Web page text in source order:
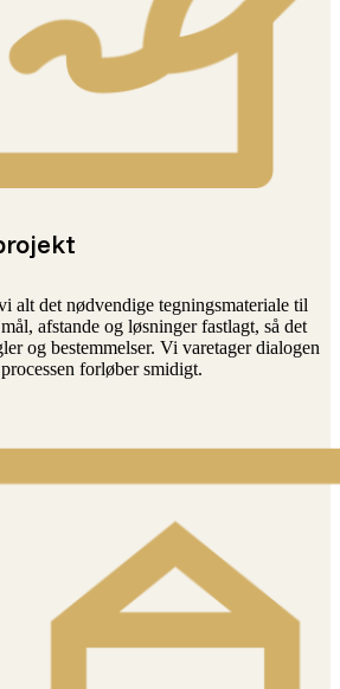
alt det nødvendige tegningsmateriale til
afstande og løsninger fastlagt, så det
og bestemmelser. Vi varetager dialogen
forløber smidigt.